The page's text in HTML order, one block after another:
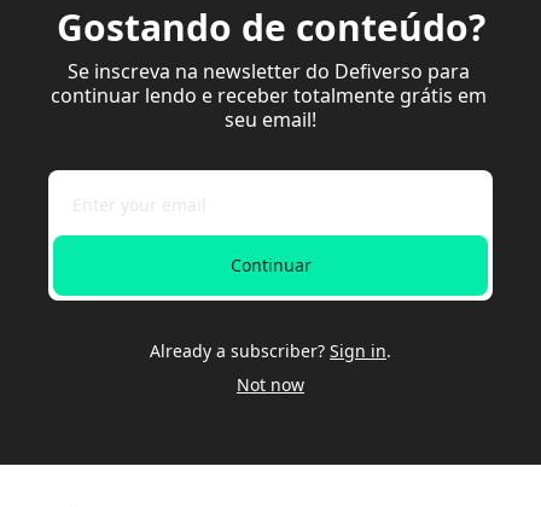
Gostando de conteúdo?
Se inscreva na newsletter do Defiverso para
continuar lendo e receber totalmente grátis em
seu email!
Continuar
Already a subscriber? Sign in.
Not now